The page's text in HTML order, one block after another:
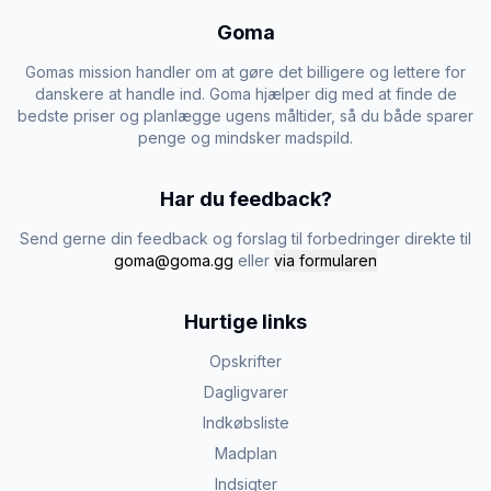
Goma
Gomas mission handler om at gøre det billigere og lettere for
danskere at handle ind. Goma hjælper dig med at finde de
bedste priser og planlægge ugens måltider, så du både sparer
penge og mindsker madspild.
Har du feedback?
Send gerne din feedback og forslag til forbedringer direkte til
goma@goma.gg eller via formularen
Hurtige links
Opskrifter
Dagligvarer
Indkøbsliste
Madplan
Indsigter